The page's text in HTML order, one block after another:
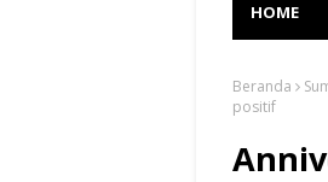
HOME
Beranda
positif